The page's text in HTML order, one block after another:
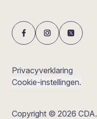
Privacyverklaring
Cookie-instellingen.
Copyright © 2026 CDA.